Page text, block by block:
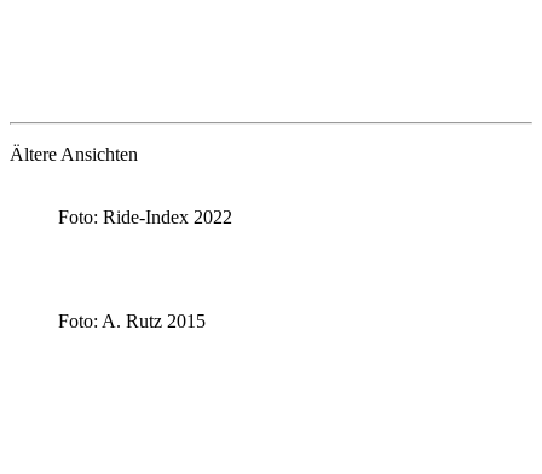
Ältere Ansichten
Foto: Ride-Index 2022
Foto: A. Rutz 2015